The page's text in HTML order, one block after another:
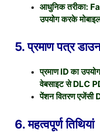
आधुनिक तरीका:
उपयोग करके
5. प्रमाण पत्र
प्रमाण ID का
वेबसाइट से DLC
पेंशन वितरण एजेंसी
6. महत्वपूर्ण तिथियां